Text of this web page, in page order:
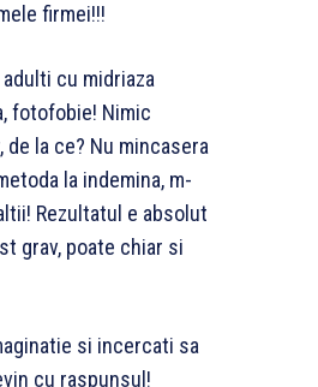
firmei!!!
cu midriaza
fotofobie! Nimic
la ce? Nu mincasera
la indemina, m-
Rezultatul e absolut
grav, poate chiar si
si incercati sa
cu raspunsul!